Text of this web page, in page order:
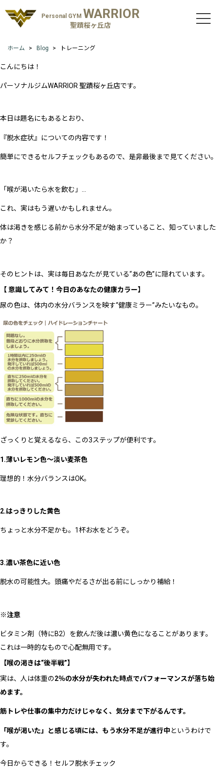
Personal GYM WARRIOR
聖蹟桜ヶ丘店
ホーム Blog トレーニング
こんにちは！
パーソナルジムWARRIOR 聖蹟桜ヶ丘店です。
本日は題名にもあるとおり、
『脱水症状』についての内容です！
簡単にできるセルフチェックもあるので、是非最後まで見てください。
「喉が渇いたら水を飲む」…
これ、実はもう遅いかもしれません。
体は渇きを感じる前から水分不足が始まっていること、知っていました
か？
そのヒントは、実は毎日あなたが見ている“あの色”に隠れています。
【 意識してみて！今日のあなたの健康カラー】
尿の色は、体内の水分バランスを映す“健康ミラー”みたいなもの。
ざっくりと覚えるなら、この3ステップが便利です。
1.薄いレモン色〜淡い麦茶色
理想的！水分バランスはOK。
2.はっきりした黄色
ちょっと水分不足かも。1杯お水をどうぞ。
3.濃い茶色に近い色
脱水の可能性大。頭痛やだるさが出る前にしっかり補給！
※注意
ビタミン剤（特にB2）を飲んだ後は濃い黄色になることがあります。
これは一時的なもので心配無用です。
【喉の渇きは“後半戦”】
実は、人は体重の2％の水分が失われた時点でパフォーマンスが落ち始
めます。
筋トレや仕事の集中力だけじゃなく、気分まで下がるんです。
「喉が渇いた」と感じる頃には、もう水分不足が進行中というわけで
す。
今日からできる！セルフ脱水チェック